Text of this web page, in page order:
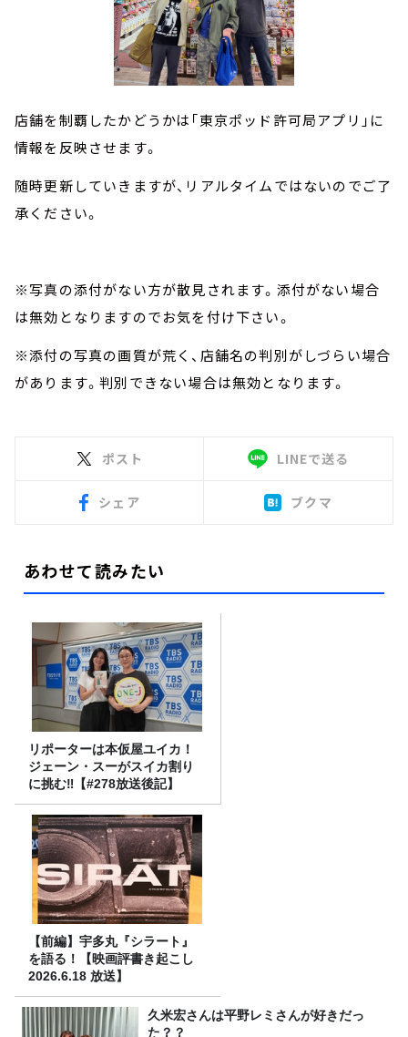
店舗を制覇したかどうかは「東京ポッド許可局アプリ」に
情報を反映させます。
随時更新していきますが、リアルタイムではないのでご了
承ください。
※写真の添付がない方が散見されます。添付がない場合
は無効となりますのでお気を付け下さい。
※添付の写真の画質が荒く、店舗名の判別がしづらい場合
があります。判別できない場合は無効となります。
ポスト LINEで送る
シェア ブクマ
あわせて読みたい
リポーターは本仮屋ユイカ！
ジェーン・スーがスイカ割り
に挑む‼【#278放送後記】
【前編】宇多丸『シラート』
を語る！【映画評書き起こし
2026.6.18 放送】
久米宏さんは平野レミさんが好きだっ
た？？